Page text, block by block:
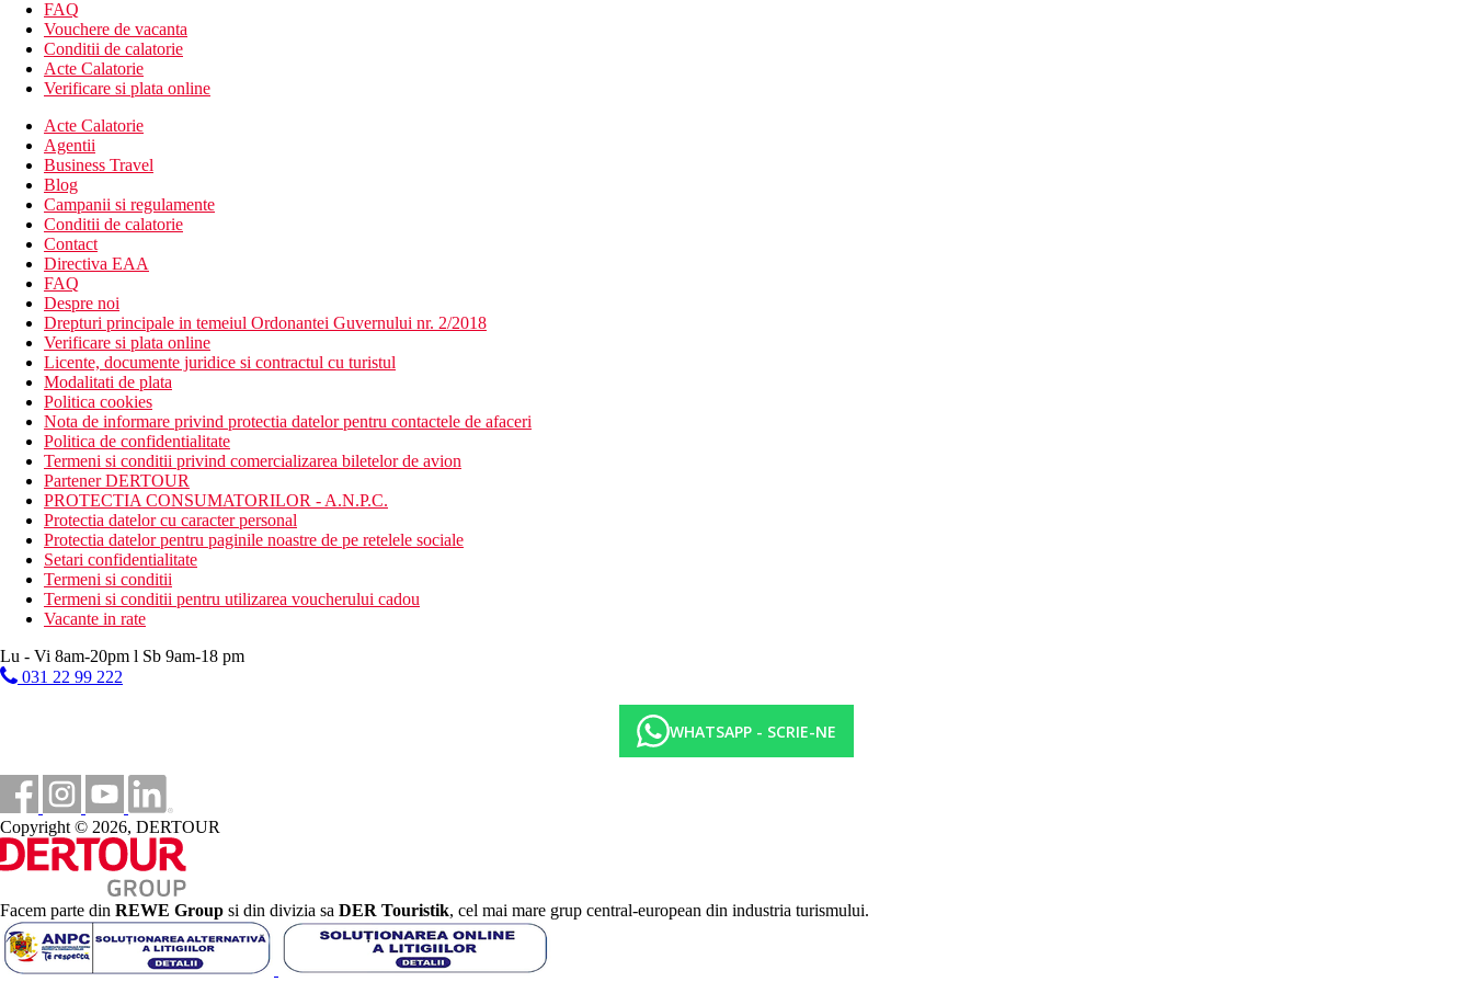
bar in receptie
bar langa piscina
taverna
minimarket
conexiune la internet contra cost
piscina cu apa dulce (sezlonguri si umbrele gratuite)
piscina pentru copii
Descrierea plajei
nisip inchis la culoare cu pietricele fine (premiat cu steag albastru)
sezlonguri, umbrele si prosoape gratuite
Activitati sportive gratuite
fitness
Activitati contra cost
sporturi acvatice pe plaja
centru SPA
Mese
All Inclusive Premium:
10:00 - 23:00, include mic dejun, pranz si cina tip bufet, gustari usoare in timpul zilei. Cantitate nelimitata de bauturi nealcoolice imbuteliate si bauturi alcoolice selectate de productie locala.
Categoria oficiala
4 stele
Taxa turistica
Incepand cu 2025, in Grecia exista obligatia de a plati taxa climatica in functie de categoria de hotel. Taxa nu este inclusa in tariful ofertei si va fi achitata de catre client la receptia hotelului. Noile taxe de
statiune in Grecia sunt (Aprilie – Octombrie): 10.00 €. Tarifele afisate sunt pe camera/noapte.
Distanţe
102 km
10 km
Centrul orasului
0 m
Distanta pana la plaja
Plaja
Sezlonguri si umbrele gratuite pe plaja
FAQ
Vouchere de vacanta
Conditii de calatorie
Acte Calatorie
Verificare si plata online
Acte Calatorie
Agentii
Business Travel
Blog
Campanii si regulamente
Conditii de calatorie
Contact
Directiva EAA
FAQ
Despre noi
Drepturi principale in temeiul Ordonantei Guvernului nr. 2/2018
Verificare si plata online
Licente, documente juridice si contractul cu turistul
Modalitati de plata
Politica cookies
Nota de informare privind protectia datelor pentru contactele de afaceri
Politica de confidentialitate
Termeni si conditii privind comercializarea biletelor de avion
Partener DERTOUR
PROTECTIA CONSUMATORILOR - A.N.P.C.
Protectia datelor cu caracter personal
Protectia datelor pentru paginile noastre de pe retelele sociale
Setari confidentialitate
Termeni si conditii
Termeni si conditii pentru utilizarea voucherului cadou
Vacante in rate
Lu - Vi 8am-20pm l Sb 9am-18 pm
031 22 99 222
WHATSAPP - SCRIE-NE
Copyright © 2026, DERTOUR
Facem parte din REWE Group si din divizia sa DER Touristik, cel mai mare grup central-european din industria turismului.